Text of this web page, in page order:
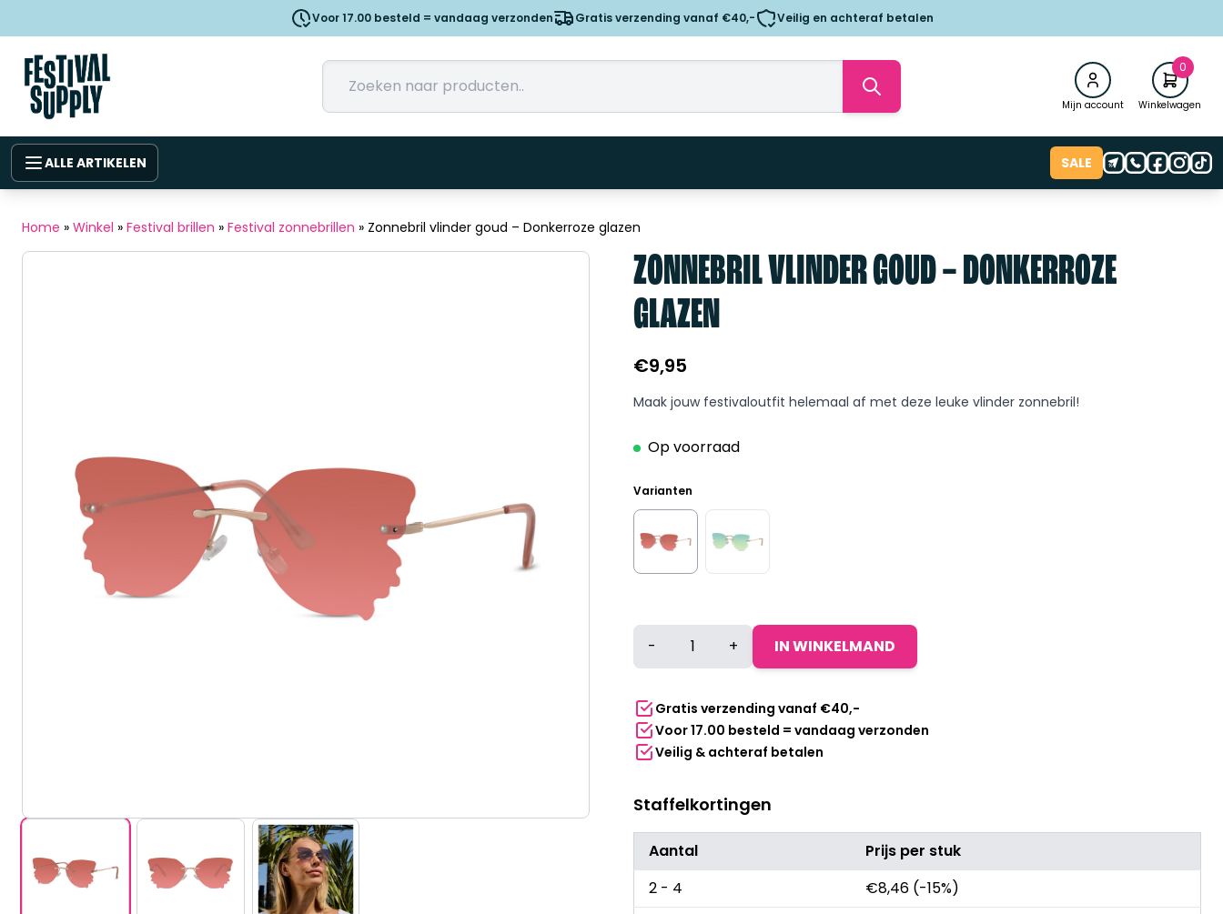
Voor 17.00 besteld = vandaag verzonden Gratis verzending vanaf €40,- Veilig en achteraf betalen
Mijn account
0
Winkelwagen
ALLE ARTIKELEN SALE
Home » Winkel » Festival brillen » Festival zonnebrillen » Zonnebril vlinder goud – Donkerroze glazen
ZONNEBRIL VLINDER GOUD – DONKERROZE
GLAZEN
€9,95
Maak jouw festivaloutfit helemaal af met deze leuke vlinder zonnebril!
Op voorraad
Varianten
Zonnebril
-
Donkerroze
glazen
aantal
- + IN WINKELMAND
Gratis verzending vanaf €40,-
Voor 17.00 besteld = vandaag verzonden
Veilig & achteraf betalen
Staffelkortingen
Aantal
Prijs per stuk
2 - 4
€8,46 (-15%)